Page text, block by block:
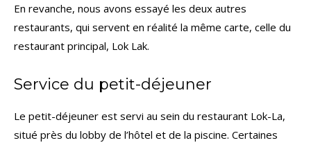
En revanche, nous avons essayé les deux autres
restaurants, qui servent en réalité la même carte, celle du
restaurant principal, Lok Lak.
Service du petit-déjeuner
Le petit-déjeuner est servi au sein du restaurant Lok-La,
situé près du lobby de l’hôtel et de la piscine. Certaines